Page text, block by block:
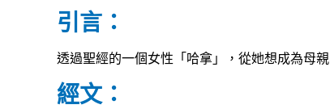
引言：
透過聖經的一個女性「哈拿」，從她想成為母
經文：